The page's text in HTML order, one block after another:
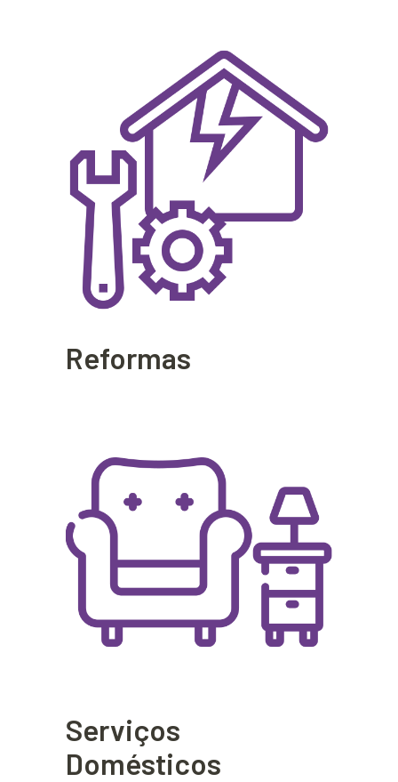
Reformas
Serviços
Domésticos